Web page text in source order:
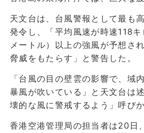
天文台は、台風警報として最も
発令し、「平均風速が時速118
メートル）以上の強風が予想さ
脅威をもたらす」と警告した。
「台風の目の壁雲の影響で、域
暴風が吹いている」と天文台は
壊的な風に警戒するよう」呼びか
香港空港管理局の担当者は20日